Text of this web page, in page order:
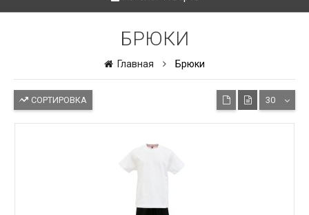
БРЮКИ
Главная Брюки
СОРТИРОВКА 30